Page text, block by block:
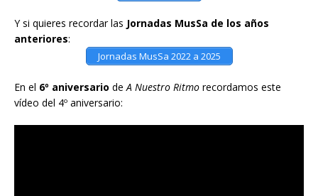
Y si quieres recordar las Jornadas MusSa de los años
anteriores:
Jornadas MusSa 2022 a 2025
En el 6º aniversario deA Nuestro Ritmo recordamos este
vídeo del 4º aniversario: